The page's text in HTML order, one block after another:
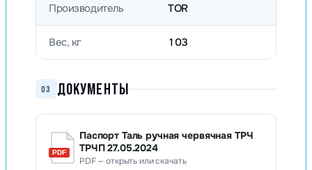
Производитель TOR
Вес, кг 103
03 ДОКУМЕНТЫ
Паспорт Таль ручная червячная ТРЧ
ТРЧП 27.05.2024
PDF — открыть или скачать